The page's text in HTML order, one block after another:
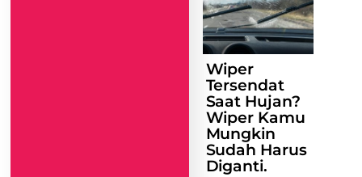
Wiper
Tersendat
Saat Hujan?
Wiper Kamu
Mungkin
Sudah Harus
Diganti.